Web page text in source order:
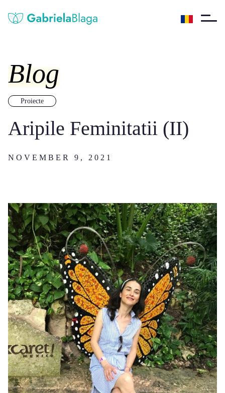
Blog
Proiecte
Aripile Feminitatii (II)
NOVEMBER 9, 2021